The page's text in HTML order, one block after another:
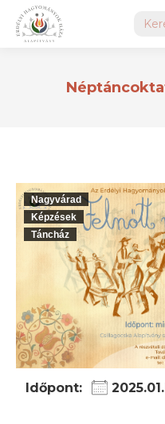
Nagyvárad
Képzések
Táncház
Időpont: